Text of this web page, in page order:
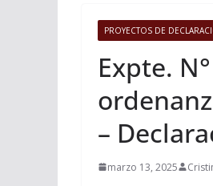
PROYECTOS DE
Expte.
–
marzo 13, 2025